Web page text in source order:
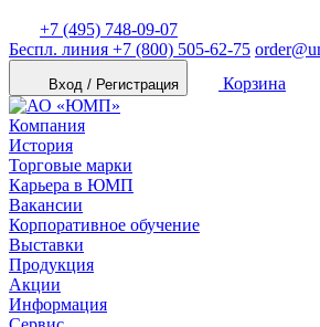
+7 (495) 748-09-07
Беспл. линия +7 (800) 505-62-75
Вход / Регистрация Корзина
Компания
История
Торговые марки
Карьера в ЮМП
Вакансии
Корпоративное обучение
Выставки
Продукция
Акции
Информация